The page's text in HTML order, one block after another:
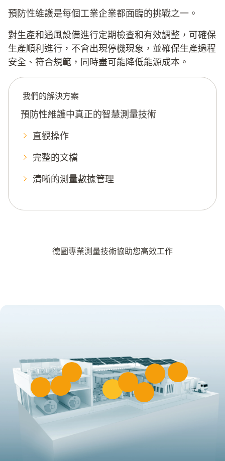
預防性維護是每個工業企業都面臨的挑戰之一。
對生產和通風設備進行定期檢查和有效調整，可確保
生產順利進行，不會出現停機現象，並確保生產過程
安全、符合規範，同時盡可能降低能源成本。
我們的解決方案
預防性維護中真正的智慧測量技術
直觀操作
完整的文檔
清晰的測量數據管理
德圖專業測量技術協助您高效工作